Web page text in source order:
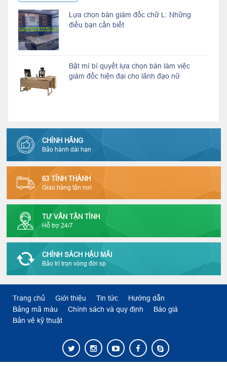
Lựa chọn bàn giám đốc chữ L: Những
điều bạn cần biết
Bật mí bí quyết lựa chọn bàn làm việc
giám đốc hiện đại cho lãnh đạo nữ
CHÍNH HÃNG
Bảo hành dài hạn
63 TỈNH THÀNH
Giao hàng tận nơi
TƯ VẤN TẬN TÌNH
Hỗ trợ 24/7
CHÍNH SÁCH HẬU MÃI
Bảo trì trọn vòng đời sp
Trang chủ Giới thiệu Tin tức
Hướng dẫn
Bảng mã màu
Chính sách và quy định
Báo giá
Bản vẽ kỹ thuật